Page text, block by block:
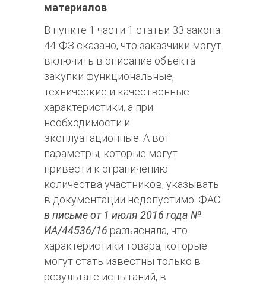
материалов.
В пункте 1 части 1 статьи 33 закона
44-ФЗ сказано, что заказчики могут
включить в описание объекта
закупки функциональные,
технические и качественные
характеристики, а при
необходимости и
эксплуатационные. А вот
параметры, которые могут
привести к ограничению
количества участников, указывать
в документации недопустимо. ФАС
в письме от 1 июля 2016 года №
ИА/44536/16 разъясняла, что
характеристики товара, которые
могут стать известны только в
результате испытаний, в